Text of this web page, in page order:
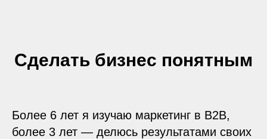
Сделать бизнес понятным
Более 6 лет я изучаю маркетинг в B2B,
более 3 лет — делюсь результатами своих